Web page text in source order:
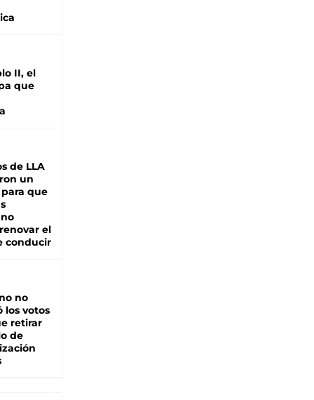
II, el
que
de LLA
un
que
el
conducir
no
los votos
retirar
de